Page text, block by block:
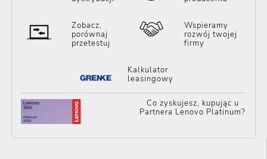
Zobacz,
porównaj
przetestuj
Wspieramy
rozwój twojej
firmy
Kalkulator
leasingowy
Co zyskujesz, kupując u
Partnera Lenovo Platinum?